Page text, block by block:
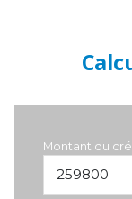
Montant du